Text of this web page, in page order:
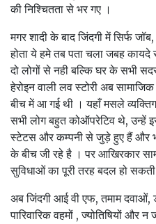
की निश्चितता से भर गए ।
मगर शादी के बाद जिंदगी में सिर्फ
होता ये हमे तब पता चला जबह
दो लोगों से नही बल्कि घर के सभी
हेरोइन वाली लव स्टोरी अब
बीच में आ गई थी । यहाँ मसले
सभी लोग बहुत कोऑपरेटिव थे, उन्हें
स्टेटस और कम्पनी से जुड़े हुए हैं और
के बीच जी रहे है । पर आखिरकार
सुविधाओं का पूरी तरह बदल हो
अब जिंदगी आई वी एफ, तमाम दवाओं,
पारिवारिक वहमों , ज्योतिषियों और